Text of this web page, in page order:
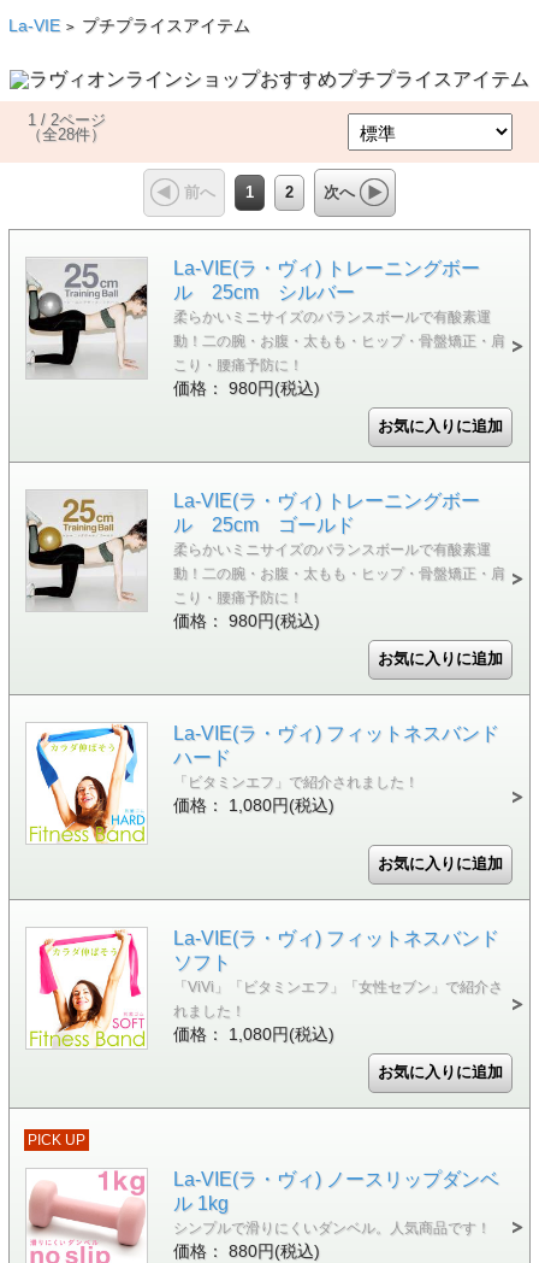
La-VIE > プチプライスアイテム
1 / 2ページ
（全28件）
前へ 1 2 次へ
La-VIE(ラ・ヴィ) トレーニングボー
ル 25cm シルバー
柔らかいミニサイズのバランスボールで有酸素運
動！二の腕・お腹・太もも・ヒップ・骨盤矯正・肩
こり・腰痛予防に！
価格： 980円(税込)
La-VIE(ラ・ヴィ) トレーニングボー
ル 25cm ゴールド
柔らかいミニサイズのバランスボールで有酸素運
動！二の腕・お腹・太もも・ヒップ・骨盤矯正・肩
こり・腰痛予防に！
価格： 980円(税込)
La-VIE(ラ・ヴィ) フィットネスバンド
ハード
「ビタミンエフ」で紹介されました！
価格： 1,080円(税込)
La-VIE(ラ・ヴィ) フィットネスバンド
ソフト
「ViVi」「ビタミンエフ」「女性セブン」で紹介さ
れました！
価格： 1,080円(税込)
PICK UP
La-VIE(ラ・ヴィ) ノースリップダンベ
ル 1kg
シンプルで滑りにくいダンベル。人気商品です！
価格： 880円(税込)